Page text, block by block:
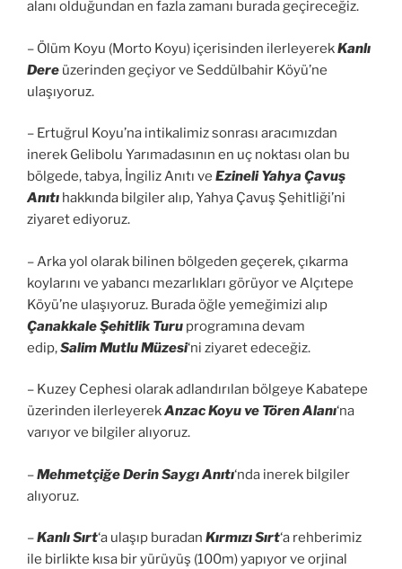
alanı olduğundan en fazla zamanı burada geçireceğiz.
– Ölüm Koyu (Morto Koyu) içerisinden ilerleyerekKanlı
Dere üzerinden geçiyor ve Seddülbahir Köyü’ne
ulaşıyoruz.
– Ertuğrul Koyu’na intikalimiz sonrası aracımızdan
inerek Gelibolu Yarımadasının en uç noktası olan bu
bölgede, tabya, İngiliz Anıtı ve Ezineli Yahya Çavuş
Anıtı hakkında bilgiler alıp, Yahya Çavuş Şehitliği’ni
ziyaret ediyoruz.
– Arka yol olarak bilinen bölgeden geçerek, çıkarma
koylarını ve yabancı mezarlıkları görüyor ve Alçıtepe
Köyü’ne ulaşıyoruz. Burada öğle yemeğimizi alıp
Çanakkale Şehitlik Turu programına devam
edip,Salim Mutlu Müzesi‘ni ziyaret edeceğiz.
– Kuzey Cephesi olarak adlandırılan bölgeye Kabatepe
üzerinden ilerleyerekAnzac Koyu ve Tören Alanı‘na
varıyor ve bilgiler alıyoruz.
–Mehmetçiğe Derin Saygı Anıtı‘nda inerek bilgiler
alıyoruz.
–Kanlı Sırt‘a ulaşıp buradan Kırmızı Sırt‘a rehberimiz
ile birlikte kısa bir yürüyüş (100m) yapıyor ve orjinal